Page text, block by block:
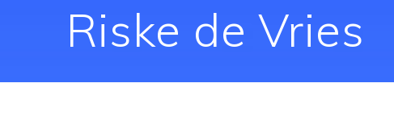
Riske de Vries